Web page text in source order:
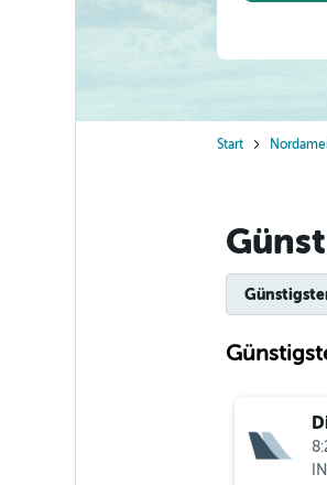
Start